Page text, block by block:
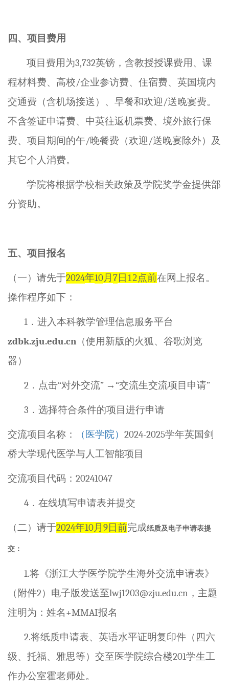
四、 项目 费用
项目费用为3,732英镑，含教授授课费用、课
程材料费、高校/企业参访费、住宿费、英国境内
交通费（含机场接送）、早餐和欢迎/送晚宴费。
不含签证申请费、中英往返机票费、境外旅行保
费、 项目期间的午/晚餐费（欢迎/送晚宴除外）及
其它个人消费。
学院将根据学校相关政策及学院奖学金提供部
分资助。
五、项目报名
（一）请先于2024年10月 7日12点前在网上报名。
操作程序如下：
1 ．进入本科教学管理信息服务平台
zdbk.zju.edu.cn （使用新版的火狐、谷歌浏览
器）
2 ．点击“对外交流” → “交流生交流项目申请”
3 ．选择符合条件的项目进行申请
交流项目名称： （医学院） 2024-2025学年英国剑
桥大学现代医学与人工智能项目
交流项目代码： 20241047
4 ．在线填写申请表并提交
（二）请于2024年10月 9日前完成纸质及电子申请表提
交：
1.将《浙江大学医学院学生海外交流申请表》
（附件2）电子版发送至lwj1203@zju.edu.cn ，主题
注明为：姓名+MMAI报名
2.将纸质申请表、英语水平证明复印件（四六
级、托福、雅思等）交至医学院综合楼201学生工
作办公室霍老师处。